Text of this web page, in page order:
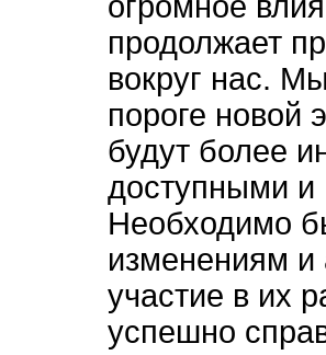
продолжает
вокруг нас.
пороге новой
будут более
доступными и
Необходимо
изменениям и
участие в их
успешно